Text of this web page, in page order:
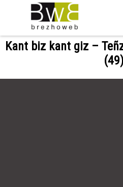
Kant biz kant giz –
(49)